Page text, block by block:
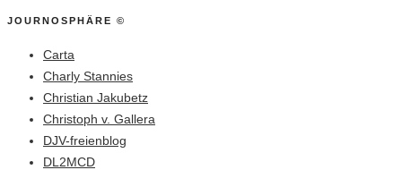
JOURNOSPHÄRE ©
Carta
Charly Stannies
Christian Jakubetz
Christoph v. Gallera
DJV-freienblog
DL2MCD